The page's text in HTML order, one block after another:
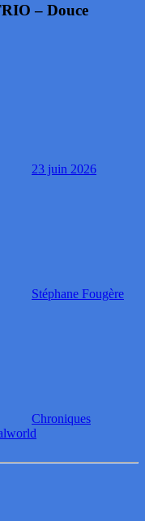
– Douce
23 juin 2026
Stéphane Fougère
Chroniques
world